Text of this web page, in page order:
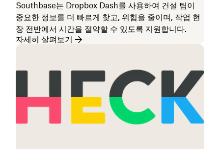
Southbase는 Dropbox Dash를 사용하여 건설 팀이
중요한 정보를 더 빠르게 찾고, 위험을 줄이며, 작업 현
장 전반에서 시간을 절약할 수 있도록 지원합니다.
자세히 살펴보기